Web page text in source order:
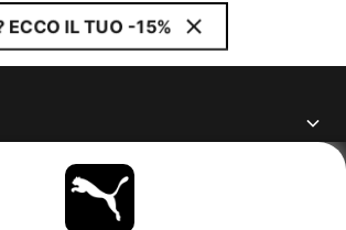
ECCO IL TUO -15%
GLI AGGIORNAMENTI